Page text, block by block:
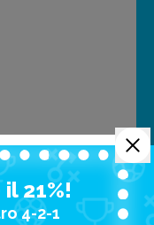
qui
21%!
4-2-1